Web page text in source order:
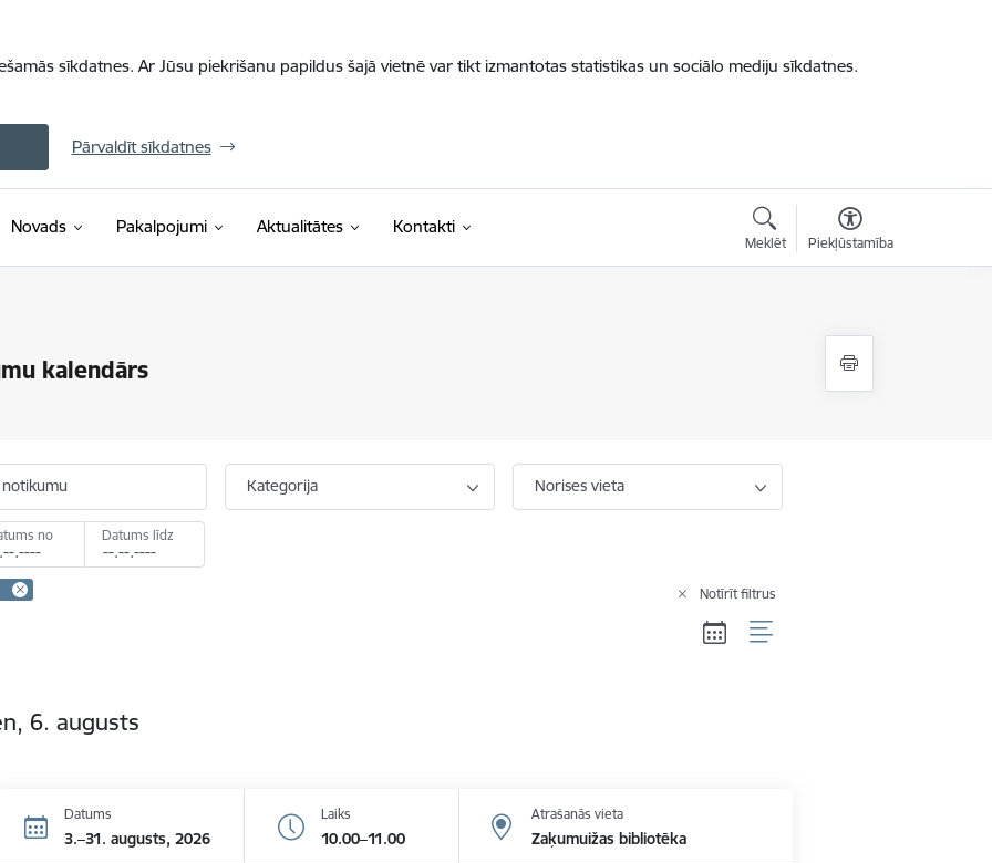
sīkdatnes. Ar Jūsu piekrišanu papildus šajā vietnē var tikt izmantotas statistikas un sociālo mediju sīkdatnes.
Pārvaldīt sīkdatnes
Novads Pakalpojumi Aktualitātes Kontakti
Meklēt Piekļūstamība
kalendārs
Kategorija Norises vieta
no Datums līdz
Notīrīt filtrus
6. augusts
Datums
3.–31. augusts, 2026
Laiks
10.00–11.00
Atrašanās vieta
Zaķumuižas bibliotēka